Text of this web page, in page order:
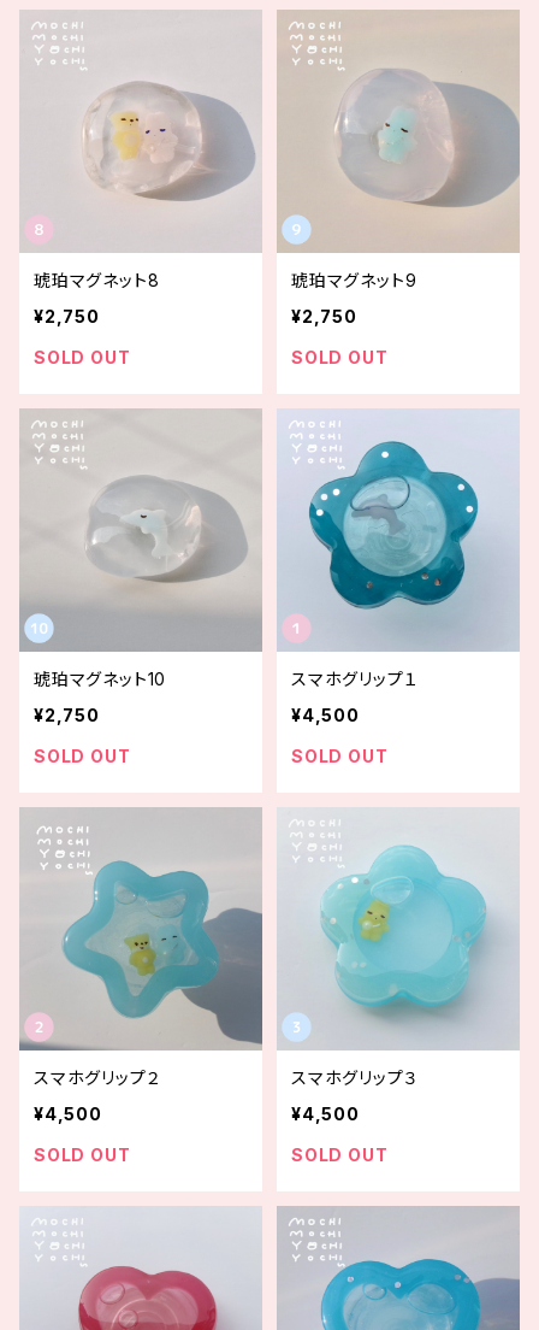
琥珀マグネット8
¥2,750
SOLD OUT
琥珀マグネット9
¥2,750
SOLD OUT
琥珀マグネット10
¥2,750
SOLD OUT
スマホグリップ１
¥4,500
SOLD OUT
スマホグリップ２
¥4,500
SOLD OUT
スマホグリップ３
¥4,500
SOLD OUT